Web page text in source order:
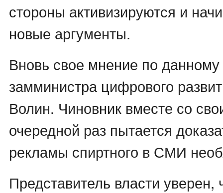
стороны активизируются и
новые аргументы.
Вновь свое мнение по данному
замминистра цифрового
Волин. Чиновник вместе со
очередной раз пытается
рекламы спиртного в СМИ
Представитель власти уверен,